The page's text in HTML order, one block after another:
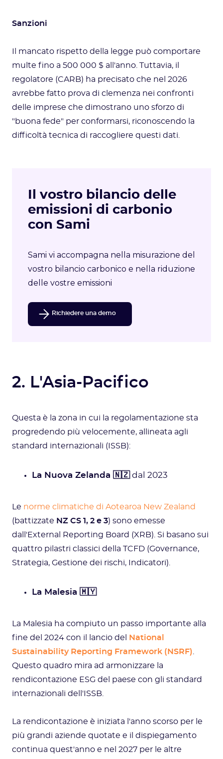
Sanzioni
Il mancato rispetto della legge può comportare
multe fino a 500 000 $ all'anno. Tuttavia, il
regolatore (CARB) ha precisato che nel 2026
avrebbe fatto prova di clemenza nei confronti
delle imprese che dimostrano uno sforzo di
"buona fede" per conformarsi, riconoscendo la
difficoltà tecnica di raccogliere questi dati.
Il vostro bilancio delle
emissioni di carbonio
con Sami
Sami vi accompagna nella misurazione del
vostro bilancio carbonico e nella riduzione
delle vostre emissioni
Richiedere una demo
2. L'Asia-Pacifico
Questa è la zona in cui la regolamentazione sta
progredendo più velocemente, allineata agli
standard internazionali (ISSB):
La Nuova Zelanda 🇳🇿dal 2023
Le norme climatiche di Aotearoa New Zealand
(battizzate NZ CS 1, 2 e 3) sono emesse
dall'External Reporting Board (XRB). Si basano sui
quattro pilastri classici della TCFD (Governance,
Strategia, Gestione dei rischi, Indicatori).
La Malesia 🇲🇾
La Malesia ha compiuto un passo importante alla
fine del 2024 con il lancio del
National
Sustainability Reporting Framework (NSRF)
Questo quadro mira ad armonizzare la
rendicontazione ESG del paese con gli standard
internazionali dell'ISSB.
La rendicontazione è iniziata l'anno scorso per le
più grandi aziende quotate e il dispiegamento
continua quest'anno e nel 2027 per le altre